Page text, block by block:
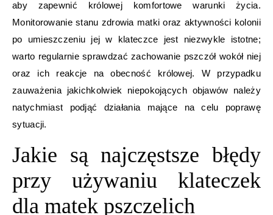
aby zapewnić królowej komfortowe warunki życia.
Monitorowanie stanu zdrowia matki oraz aktywności kolonii
po umieszczeniu jej w klateczce jest niezwykle istotne;
warto regularnie sprawdzać zachowanie pszczół wokół niej
oraz ich reakcje na obecność królowej. W przypadku
zauważenia jakichkolwiek niepokojących objawów należy
natychmiast podjąć działania mające na celu poprawę
sytuacji.
Jakie są najczęstsze błędy
przy używaniu klateczek
dla matek pszczelich